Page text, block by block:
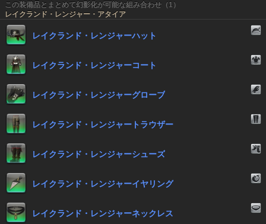
この装備品とまとめて幻影化が可能な組み合わせ（1）
レイクランド・レンジャー・アタイア
レイクランド・レンジャーハット
レイクランド・レンジャーコート
レイクランド・レンジャーグローブ
レイクランド・レンジャートラウザー
レイクランド・レンジャーシューズ
レイクランド・レンジャーイヤリング
レイクランド・レンジャーネックレス